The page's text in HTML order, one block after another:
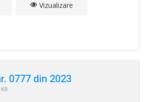
Vizualizare
0777 din 2023